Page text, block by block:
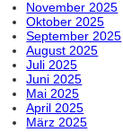
November 2025
Oktober 2025
September 2025
August 2025
Juli 2025
Juni 2025
Mai 2025
April 2025
März 2025